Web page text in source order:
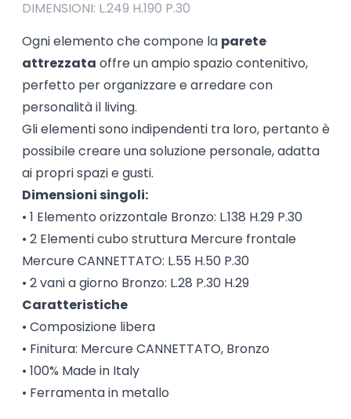
DIMENSIONI: L.249 H.190 P.30
Ogni elemento che compone la parete
attrezzata offre un ampio spazio contenitivo,
perfetto per organizzare e arredare con
personalità il living.
Gli elementi sono indipendenti tra loro, pertanto è
possibile creare una soluzione personale, adatta
ai propri spazi e gusti.
Dimensioni singoli:
• 1 Elemento orizzontale Bronzo: L.138 H.29 P.30
• 2 Elementi cubo struttura Mercure frontale
Mercure CANNETTATO: L.55 H.50 P.30
• 2 vani a giorno Bronzo: L.28 P.30 H.29
Caratteristiche
• Composizione libera
• Finitura: Mercure CANNETTATO, Bronzo
• 100% Made in Italy
• Ferramenta in metallo